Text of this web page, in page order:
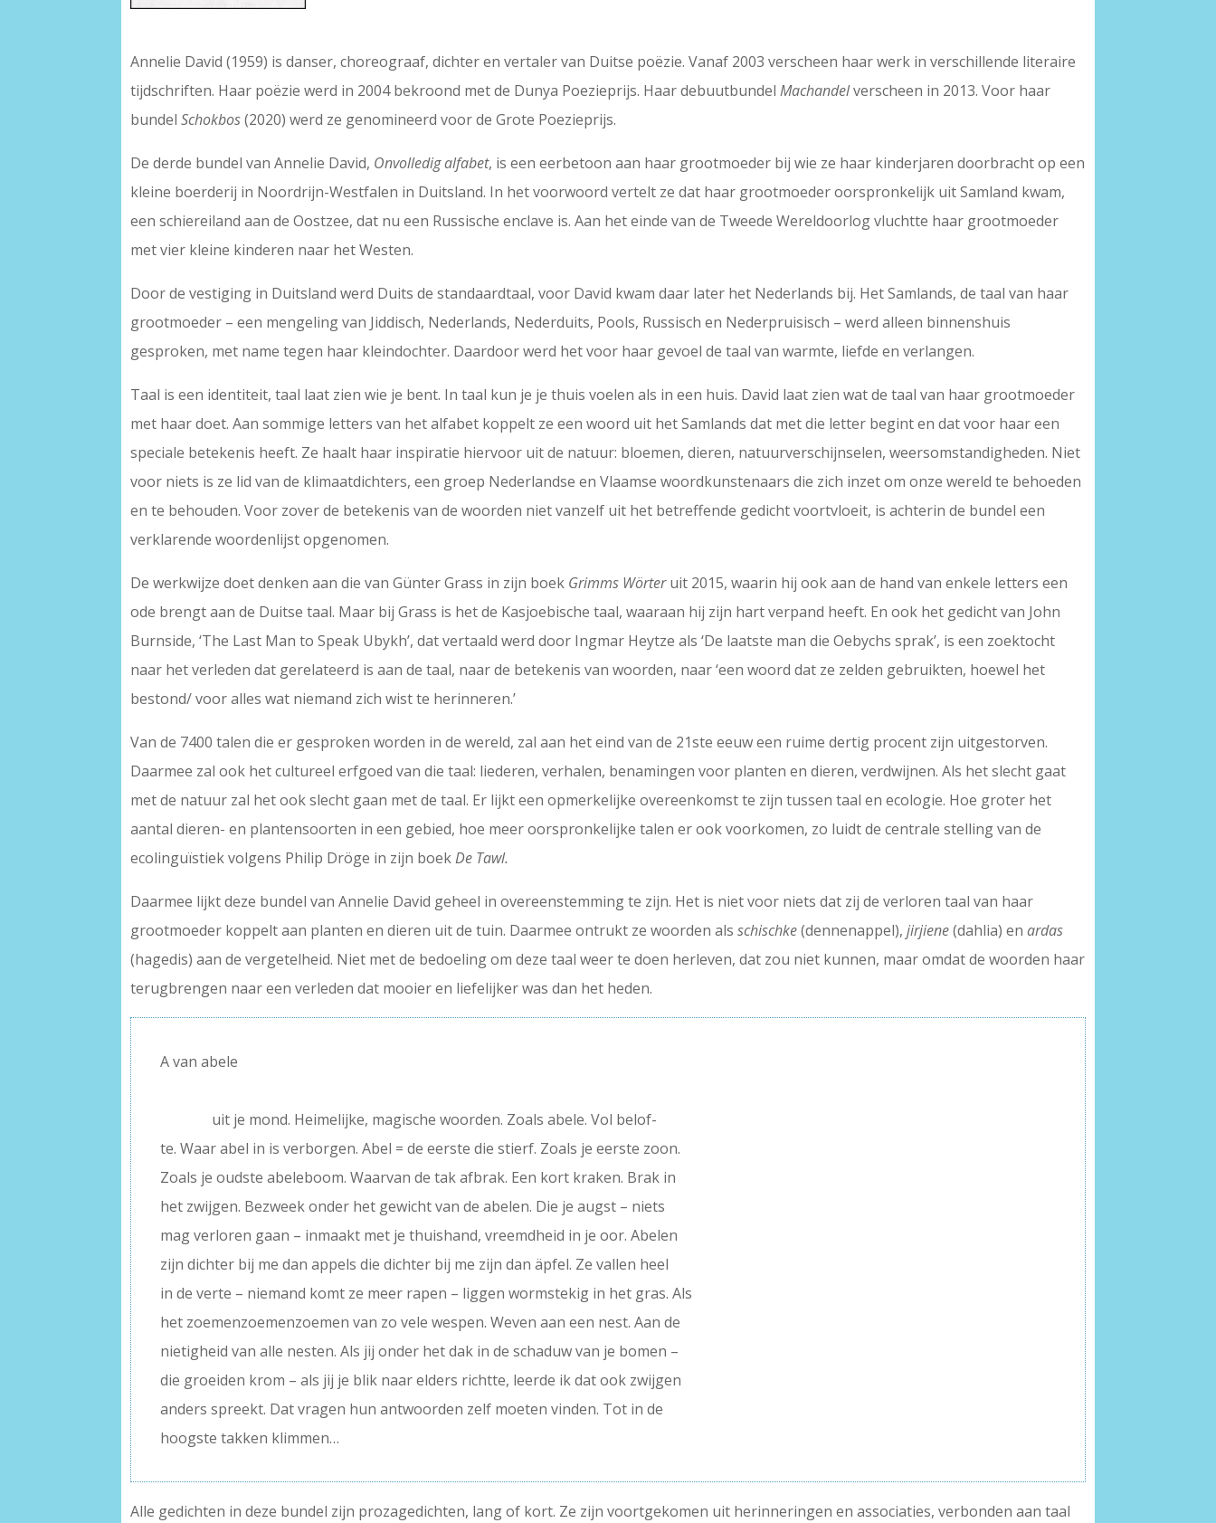
Annelie David (1959) is danser, choreograaf, dichter en vertaler van Duitse poëzie. Vanaf 2003 verscheen haar werk in verschillende literaire
tijdschriften. Haar poëzie werd in 2004 bekroond met de Dunya Poezieprijs. Haar debuutbundelMachandelverscheen in 2013. Voor haar
bundelSchokbos(2020) werd ze genomineerd voor de Grote Poezieprijs.
De derde bundel van Annelie David, Onvolledig alfabet, is een eerbetoon aan haar grootmoeder bij wie ze haar kinderjaren doorbracht op een
kleine boerderij in Noordrijn-Westfalen in Duitsland. In het voorwoord vertelt ze dat haar grootmoeder oorspronkelijk uit Samland kwam,
een schiereiland aan de Oostzee, dat nu een Russische enclave is. Aan het einde van de Tweede Wereldoorlog vluchtte haar grootmoeder
met vier kleine kinderen naar het Westen.
Door de vestiging in Duitsland werd Duits de standaardtaal, voor David kwam daar later het Nederlands bij. Het Samlands, de taal van haar
grootmoeder – een mengeling van Jiddisch, Nederlands, Nederduits, Pools, Russisch en Nederpruisisch – werd alleen binnenshuis
gesproken, met name tegen haar kleindochter. Daardoor werd het voor haar gevoel de taal van warmte, liefde en verlangen.
Taal is een identiteit, taal laat zien wie je bent. In taal kun je je thuis voelen als in een huis. David laat zien wat de taal van haar grootmoeder
met haar doet. Aan sommige letters van het alfabet koppelt ze een woord uit het Samlands dat met die letter begint en dat voor haar een
speciale betekenis heeft. Ze haalt haar inspiratie hiervoor uit de natuur: bloemen, dieren, natuurverschijnselen, weersomstandigheden. Niet
voor niets is ze lid van de klimaatdichters, een groep Nederlandse en Vlaamse woordkunstenaars die zich inzet om onze wereld te behoeden
en te behouden. Voor zover de betekenis van de woorden niet vanzelf uit het betreffende gedicht voortvloeit, is achterin de bundel een
verklarende woordenlijst opgenomen.
De werkwijze doet denken aan die van Günter Grass in zijn boek Grimms Wörteruit 2015, waarin hij ook aan de hand van enkele letters een
ode brengt aan de Duitse taal. Maar bij Grass is het de Kasjoebische taal, waaraan hij zijn hart verpand heeft. En ook het gedicht van John
Burnside, ‘The Last Man to Speak Ubykh’, dat vertaald werd door Ingmar Heytze als ‘De laatste man die Oebychs sprak’, is een zoektocht
naar het verleden dat gerelateerd is aan de taal, naar de betekenis van woorden, naar ‘een woord dat ze zelden gebruikten, hoewel het
bestond/ voor alles wat niemand zich wist te herinneren.’
Van de 7400 talen die er gesproken worden in de wereld, zal aan het eind van de 21ste eeuw een ruime dertig procent zijn uitgestorven.
Daarmee zal ook het cultureel erfgoed van die taal: liederen, verhalen, benamingen voor planten en dieren, verdwijnen. Als het slecht gaat
met de natuur zal het ook slecht gaan met de taal. Er lijkt een opmerkelijke overeenkomst te zijn tussen taal en ecologie. Hoe groter het
aantal dieren- en plantensoorten in een gebied, hoe meer oorspronkelijke talen er ook voorkomen, zo luidt de centrale stelling van de
ecolinguïstiek volgens Philip Dröge in zijn boekDe Tawl.
Daarmee lijkt deze bundel van Annelie David geheel in overeenstemming te zijn. Het is niet voor niets dat zij de verloren taal van haar
grootmoeder koppelt aan planten en dieren uit de tuin. Daarmee ontrukt ze woorden alsschischke(dennenappel),jirjiene(dahlia) enardas
(hagedis) aan de vergetelheid. Niet met de bedoeling om deze taal weer te doen herleven, dat zou niet kunnen, maar omdat de woorden haar
terugbrengen naar een verleden dat mooier en liefelijker was dan het heden.
A van abele
uit je mond. Heimelijke, magische woorden. Zoals abele. Vol belof-
te. Waar abel in is verborgen. Abel = de eerste die stierf. Zoals je eerste zoon.
Zoals je oudste abeleboom. Waarvan de tak afbrak. Een kort kraken. Brak in
het zwijgen. Bezweek onder het gewicht van de abelen. Die je augst – niets
mag verloren gaan – inmaakt met je thuishand, vreemdheid in je oor. Abelen
zijn dichter bij me dan appels die dichter bij me zijn dan äpfel. Ze vallen heel
in de verte – niemand komt ze meer rapen – liggen wormstekig in het gras. Als
het zoemenzoemenzoemen van zo vele wespen. Weven aan een nest. Aan de
nietigheid van alle nesten. Als jij onder het dak in de schaduw van je bomen –
die groeiden krom – als jij je blik naar elders richtte, leerde ik dat ook zwijgen
anders spreekt. Dat vragen hun antwoorden zelf moeten vinden. Tot in de
hoogste takken klimmen…
Alle gedichten in deze bundel zijn prozagedichten, lang of kort. Ze zijn voortgekomen uit herinneringen en associaties, verbonden aan taal